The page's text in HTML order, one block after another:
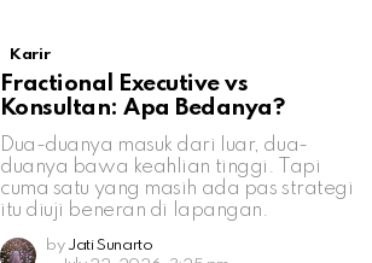
Karir
Fractional Executive vs
Konsultan: Apa Bedanya?
Dua-duanya masuk dari luar, dua-
duanya bawa keahlian tinggi. Tapi
cuma satu yang masih ada pas strategi
itu diuji beneran di lapangan.
by Jati Sunarto